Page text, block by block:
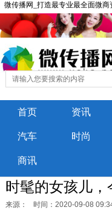
微传播网_打造最专业最全面微商
首页 资讯
汽车 时尚
商讯
时髦的女孩儿，
来源： 时间：2020-09-08